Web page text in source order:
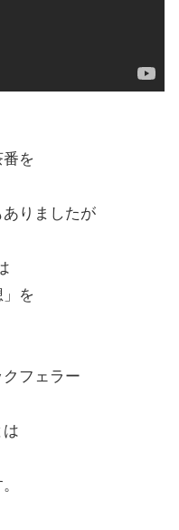
を
りましたが
」を
フェラー